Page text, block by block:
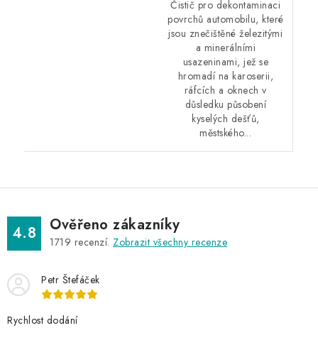
Čistič pro dekontaminaci
povrchů automobilu, které
jsou znečištěné železitými
a minerálními
usazeninami, jež se
hromadí na karoserii,
ráfcích a oknech v
důsledku působení
kyselých dešťů,
městského...
4.8 Ověřeno zákazníky
1719 recenzí. Zobrazit všechny recenze
Petr Štefáček
Rychlost dodání